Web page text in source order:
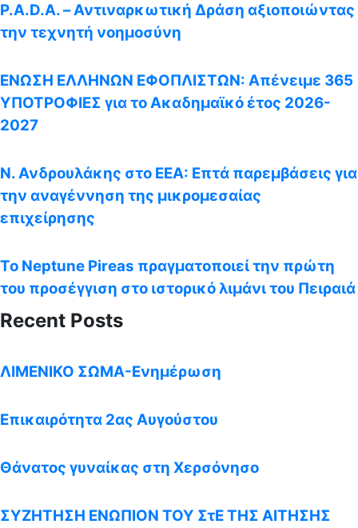
P.A.D.A. – Αντιναρκωτική Δράση αξιοποιώντας
την τεχνητή νοημοσύνη
ΕΝΩΣΗ ΕΛΛΗΝΩΝ ΕΦΟΠΛΙΣΤΩΝ: Απένειμε 365
ΥΠΟΤΡΟΦΙΕΣ για το Ακαδημαϊκό έτος 2026-
2027
Ν. Ανδρουλάκης στο ΕΕΑ: Επτά παρεμβάσεις για
την αναγέννηση της μικρομεσαίας
επιχείρησης
Το Neptune Pireas πραγματοποιεί την πρώτη
του προσέγγιση στο ιστορικό λιμάνι του Πειραιά
Recent Posts
ΛΙΜΕΝΙΚΟ ΣΩΜΑ-Ενημέρωση
Επικαιρότητα 2ας Αυγούστου
Θάνατος γυναίκας στη Χερσόνησο
ΣΥΖΗΤΗΣΗ ΕΝΩΠΙΟΝ ΤΟΥ ΣτΕ ΤΗΣ ΑΙΤΗΣΗΣ